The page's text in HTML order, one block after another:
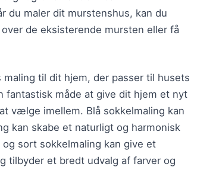
du maler dit murstenshus, kan du
de eksisterende mursten eller få
til dit hjem, der passer til husets
fantastisk måde at give dit hjem et nyt
vælge imellem. Blå sokkelmaling kan
kan skabe et naturligt og harmonisk
sort sokkelmaling kan give et
tilbyder et bredt udvalg af farver og